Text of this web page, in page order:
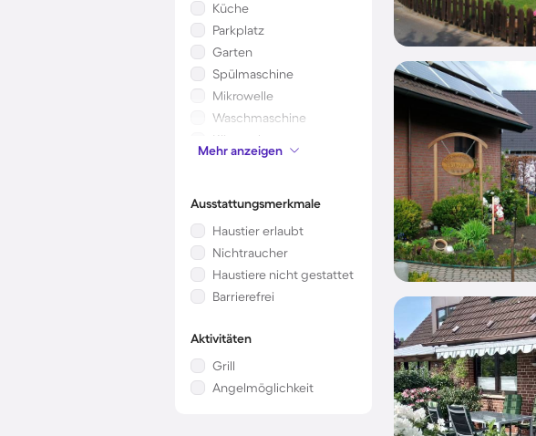
Küche
Parkplatz
Garten
Spülmaschine
Mikrowelle
Waschmaschine
Klimaanlage
Kinderbett
Mehr anzeigen
Ausstattungsmerkmale
Haustier erlaubt
Nichtraucher
Haustiere nicht gestattet
Barrierefrei
Aktivitäten
Grill
Angelmöglichkeit